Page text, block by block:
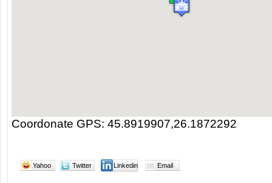
Coordonate GPS: 45.8919907,26.1872292
Yahoo Twitter Linkedin Email